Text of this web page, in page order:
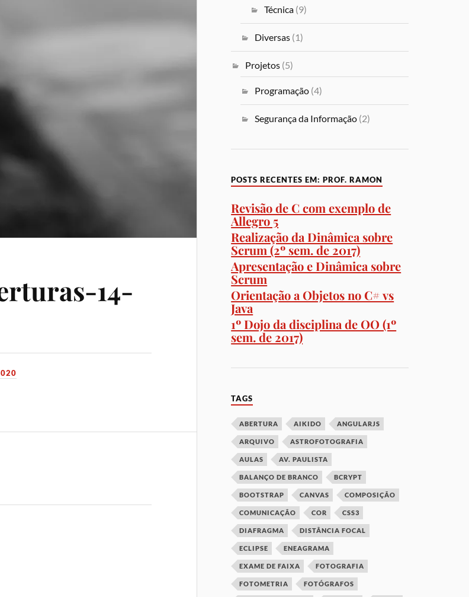
14-
Técnica (9)
Diversas (1)
Projetos (5)
Programação (4)
Segurança da Informação (2)
POSTS RECENTES EM: PROF. RAMON
Revisão de C com exemplo de
Allegro 5
Realização da Dinâmica sobre
Scrum (2º sem. de 2017)
Apresentação e Dinâmica sobre
Scrum
Orientação a Objetos no C# vs
Java
1º Dojo da disciplina de OO (1º
sem. de 2017)
TAGS
ABERTURA AIKIDO ANGULARJS
ARQUIVO ASTROFOTOGRAFIA
AULAS AV. PAULISTA
BALANÇO DE BRANCO BCRYPT
BOOTSTRAP CANVAS COMPOSIÇÃO
COMUNICAÇÃO COR CSS3
DIAFRAGMA DISTÂNCIA FOCAL
ECLIPSE ENEAGRAMA
EXAME DE FAIXA FOTOGRAFIA
FOTOMETRIA FOTÓGRAFOS